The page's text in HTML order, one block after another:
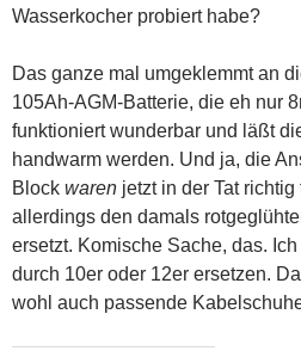
Wasserkocher probiert habe?
Das ganze mal umgeklemmt an
105Ah-AGM-Batterie, die eh nur
funktioniert wunderbar und läßt
handwarm werden. Und ja, die
Block waren jetzt in der Tat
allerdings den damals
ersetzt. Komische Sache, das.
durch 10er oder 12er ersetzen.
wohl auch passende